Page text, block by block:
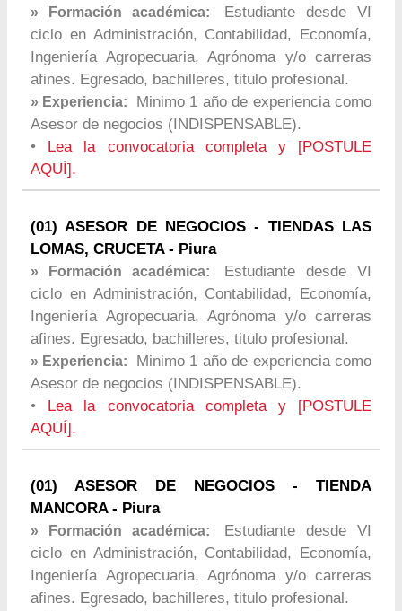
» Formación académica:
Estudiante desde VI
ciclo en Administración, Contabilidad, Economía,
Ingeniería Agropecuaria, Agrónoma y/o carreras
afines. Egresado, bachilleres, titulo profesional.
» Experiencia:
Minimo 1 año de experiencia como
Asesor de negocios (INDISPENSABLE).
•
Lea la convocatoria completa y [POSTULE
AQUÍ].
(01) ASESOR DE NEGOCIOS - TIENDAS LAS
LOMAS, CRUCETA - Piura
» Formación académica:
Estudiante desde VI
ciclo en Administración, Contabilidad, Economía,
Ingeniería Agropecuaria, Agrónoma y/o carreras
afines. Egresado, bachilleres, titulo profesional.
» Experiencia:
Minimo 1 año de experiencia como
Asesor de negocios (INDISPENSABLE).
•
Lea la convocatoria completa y [POSTULE
AQUÍ].
(01) ASESOR DE NEGOCIOS - TIENDA
MANCORA - Piura
» Formación académica:
Estudiante desde VI
ciclo en Administración, Contabilidad, Economía,
Ingeniería Agropecuaria, Agrónoma y/o carreras
afines. Egresado, bachilleres, titulo profesional.